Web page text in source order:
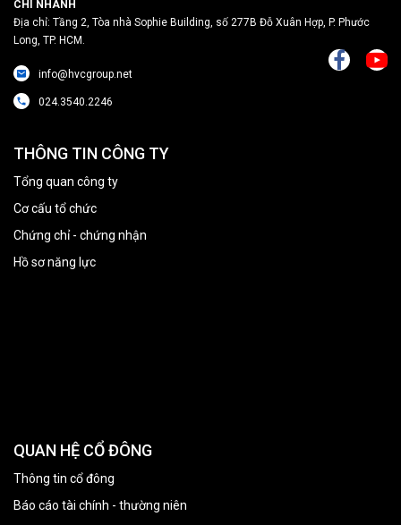
CHI NHÁNH
Địa chỉ: Tầng 2, Tòa nhà Sophie Building, số 277B Đỗ Xuân Hợp, P. Phước
Long, TP. HCM.
info@hvcgroup.net
024.3540.2246
THÔNG TIN CÔNG TY
Tổng quan công ty
Cơ cấu tổ chức
Chứng chỉ - chứng nhận
Hồ sơ năng lực
QUAN HỆ CỔ ĐÔNG
Thông tin cổ đông
Báo cáo tài chính - thường niên